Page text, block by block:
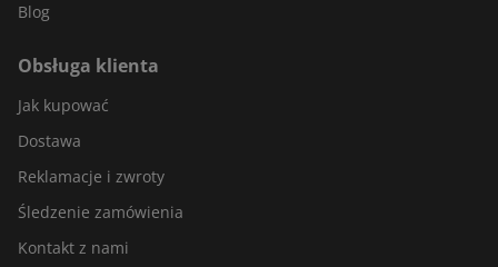
Blog
Obsługa klienta
Jak kupować
Dostawa
Reklamacje i zwroty
Śledzenie zamówienia
Kontakt z nami